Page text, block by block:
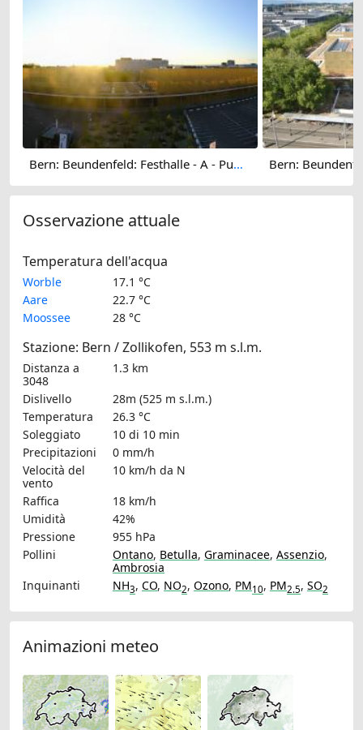
Bern: Beundenfeld: Festhalle - A - Public
Osservazione attuale
Temperatura dell'acqua
Worble
17.1 °C
Aare
22.7 °C
Moossee
28 °C
Stazione: Bern / Zollikofen, 553 m s.l.m.
Distanza a
3048
1.3 km
Dislivello
28m (525 m s.l.m.)
Temperatura
26.3 °C
Soleggiato
10 di 10 min
Precipitazioni
0 mm/h
Velocità del
vento
10 km/h da N
Raffica
18 km/h
Umidità
42%
Pressione
955 hPa
Pollini
Ontano, Betulla, Graminacee, Assenzio,
Ambrosia
Inquinanti
NH3, CO, NO2, Ozono, PM10, PM2.5, SO2
Animazioni meteo